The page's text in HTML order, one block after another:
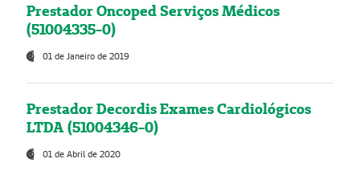
Prestador Oncoped Serviços Médicos
(51004335-0)
01 de Janeiro de 2019
Prestador Decordis Exames Cardiológicos
LTDA (51004346-0)
01 de Abril de 2020